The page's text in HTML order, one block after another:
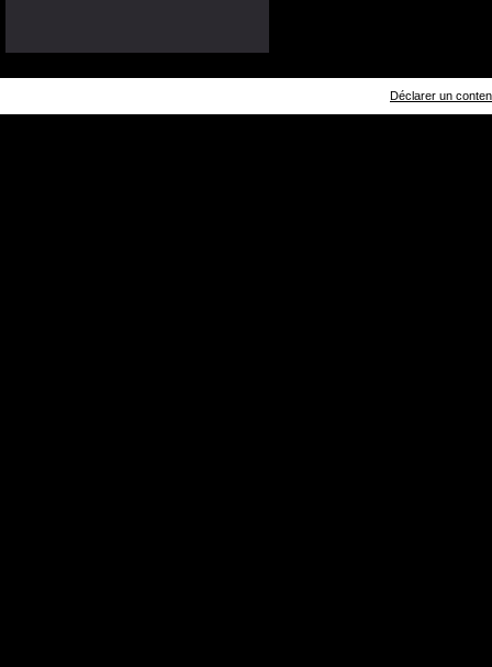
Déclarer un